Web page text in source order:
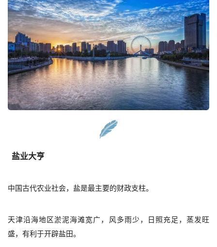
盐业大亨
中国古代农业社会，盐是最主要的财政支柱。
天津沿海地区淤泥海滩宽广，风多雨少，日照充足，蒸发旺
盛，有利于开辟盐田。